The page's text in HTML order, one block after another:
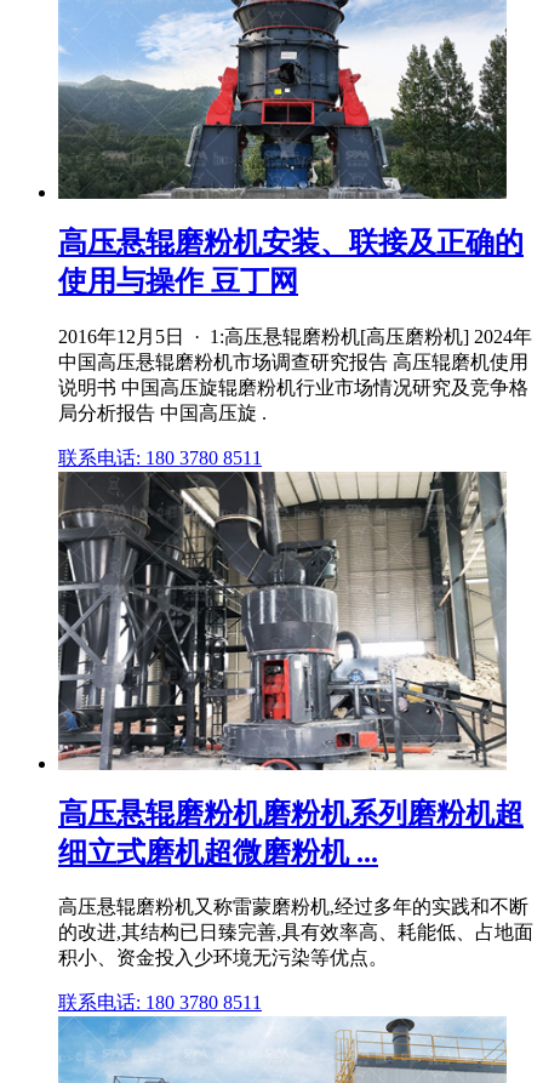
高压悬辊磨粉机安装、联接及正确的
使用与操作 豆丁网
2016年12月5日 · 1:高压悬辊磨粉机[高压磨粉机] 2024年
中国高压悬辊磨粉机市场调查研究报告 高压辊磨机使用
说明书 中国高压旋辊磨粉机行业市场情况研究及竞争格
局分析报告 中国高压旋 .
联系电话: 180 3780 8511
高压悬辊磨粉机磨粉机系列磨粉机超
细立式磨机超微磨粉机 ...
高压悬辊磨粉机又称雷蒙磨粉机,经过多年的实践和不断
的改进,其结构已日臻完善,具有效率高、耗能低、占地面
积小、资金投入少环境无污染等优点。
联系电话: 180 3780 8511